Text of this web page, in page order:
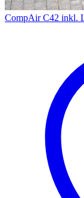
CompAir C42 inkl.